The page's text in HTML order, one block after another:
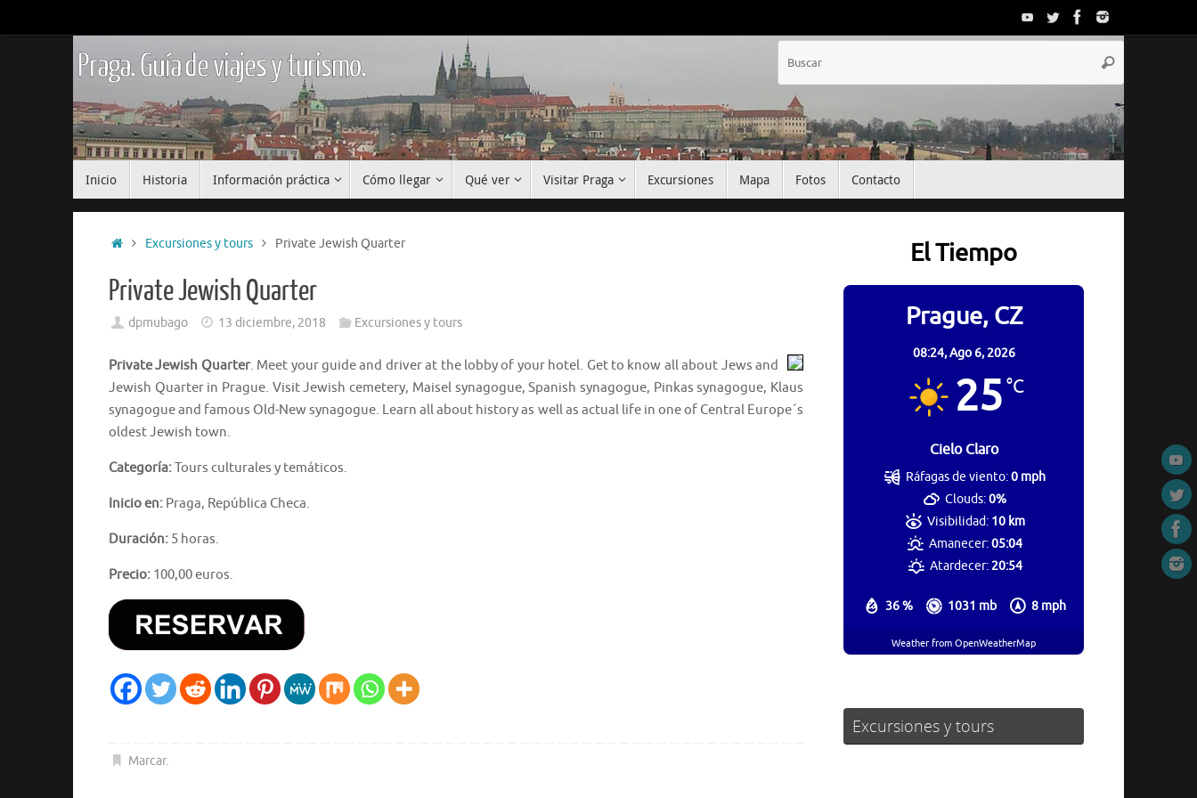
al
Praga. Guía de viajes y turismo. Buscar
Inicio Historia Información práctica Cómo llegar Qué ver Visitar Praga Excursiones Mapa Fotos Contacto
InicioExcursiones y tours Private Jewish Quarter
Private Jewish Quarter
dpmubago 13 diciembre, 2018 Excursiones y tours
Private Jewish Quarter. Meet your guide and driver at the lobby of your hotel. Get to know all about Jews and
Jewish Quarter in Prague. Visit Jewish cemetery, Maisel synagogue, Spanish synagogue, Pinkas synagogue, Klaus
synagogue and famous Old-New synagogue. Learn all about history as well as actual life in one of Central Europe´s
oldest Jewish town.
Categoría:Tours culturales y temáticos.
Inicio en: Praga, República Checa.
Duración: 5 horas.
Precio: 100,00 euros.
Marcar.
El Tiempo
Prague, CZ
08:24,Ago 6, 2026
25°C
Cielo Claro
36 % 1031 mb 8 mph
Ráfagas de viento:0 mph
Clouds:0%
Visibilidad: 10 km
Amanecer:05:04
Atardecer:20:54
Weather from OpenWeatherMap
Excursiones y tours